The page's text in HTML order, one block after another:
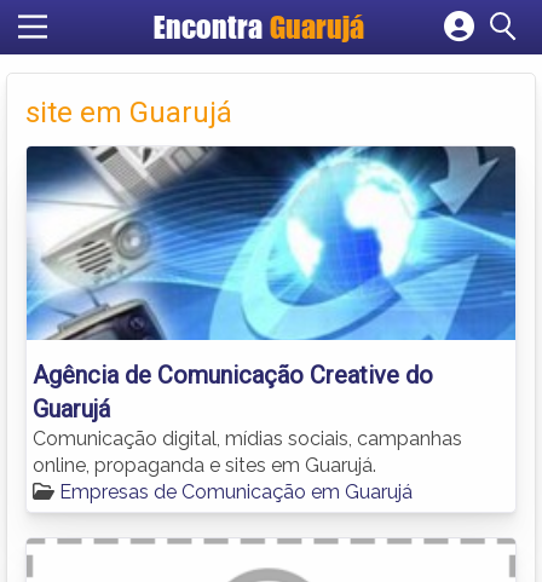
Encontra Guarujá
Cadastrar empresa
site em Guarujá
Agência de Comunicação Creative do
Guarujá
Comunicação digital, mídias sociais, campanhas
online, propaganda e sites em Guarujá.
Empresas de Comunicação em Guarujá